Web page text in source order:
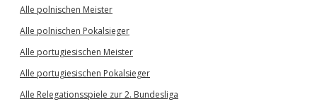
Alle polnischen Meister
Alle polnischen Pokalsieger
Alle portugiesischen Meister
Alle portugiesischen Pokalsieger
Alle Relegationsspiele zur 2. Bundesliga